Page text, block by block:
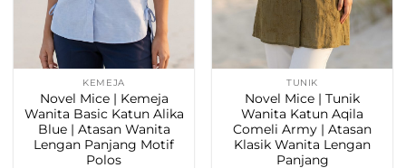
KEMEJA
Novel Mice | Kemeja
Wanita Basic Katun Alika
Blue | Atasan Wanita
Lengan Panjang Motif
Polos
TUNIK
Novel Mice | Tunik
Wanita Katun Aqila
Comeli Army | Atasan
Klasik Wanita Lengan
Panjang